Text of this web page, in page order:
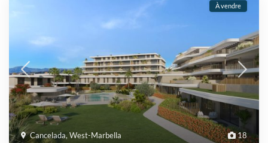
18
Cancelada,West-Marbella
À vendre